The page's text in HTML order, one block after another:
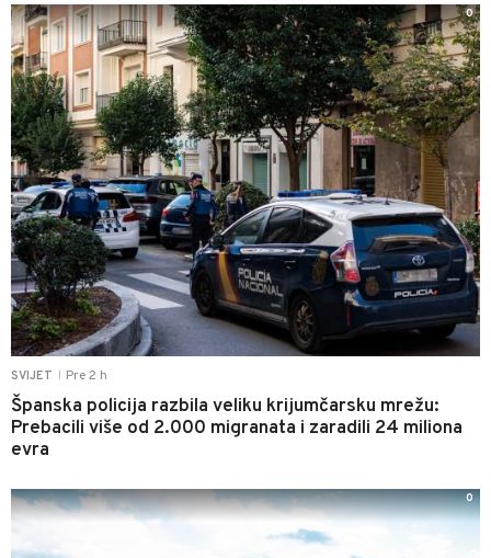
SVIJET Pre 2 h
Španska policija razbila veliku krijumčarsku mrežu:
Prebacili više od 2.000 migranata i zaradili 24 miliona
evra
0
0